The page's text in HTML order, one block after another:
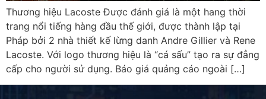
Thương hiệu Lacoste Được đánh giá là một hang thời
trang nổi tiếng hàng đầu thế giới, được thành lập tại
Pháp bởi 2 nhà thiết kế lừng danh Andre Gillier và Rene
Lacoste. Với logo thương hiệu là “cá sấu” tạo ra sự đẳng
cấp cho người sử dụng. Báo giá quảng cáo ngoài […]